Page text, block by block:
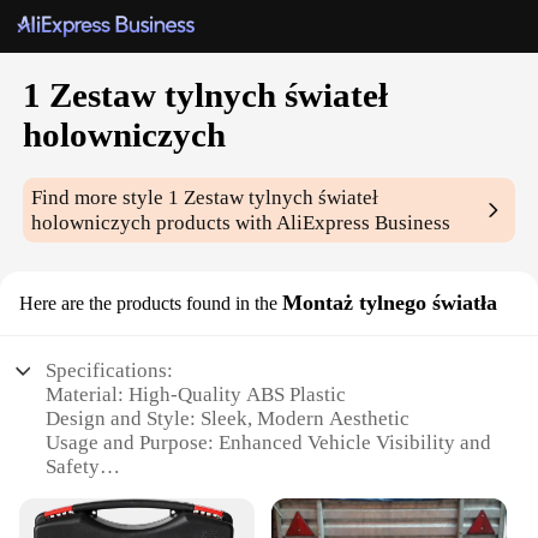
1 Zestaw tylnych świateł
holowniczych
Find more style 1 Zestaw tylnych świateł
holowniczych products with AliExpress Business
Here are the products found in the Montaż tylnego światła
Specifications:
Material: High-Quality ABS Plastic
Design and Style: Sleek, Modern Aesthetic
Usage and Purpose: Enhanced Vehicle Visibility and
Safety
Resistant Construction